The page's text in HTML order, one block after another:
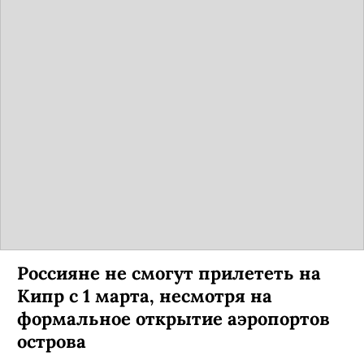
Россияне не смогут прилететь на
Кипр с 1 марта, несмотря на
формальное открытие аэропортов
острова